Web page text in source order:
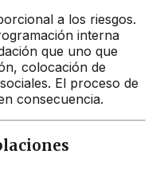
a los riesgos.
interna
que uno que
colocación de
El proceso de
consecuencia.